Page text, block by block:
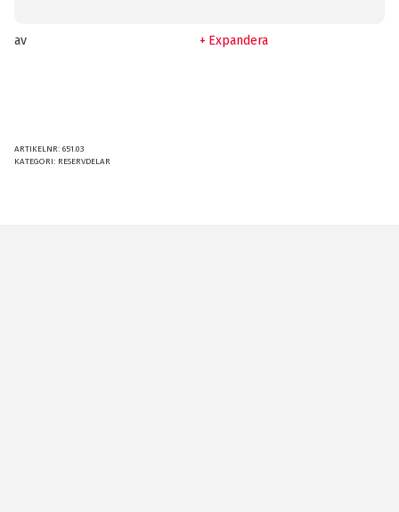
av Expandera
ARTIKELNR: 651.03
KATEGORI: RESERVDELAR